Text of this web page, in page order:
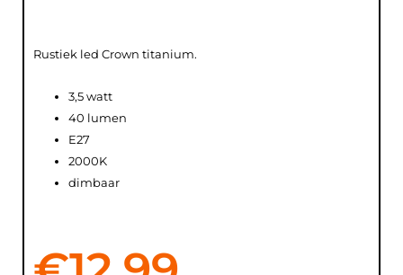
Rustiek led Crown titanium.
3,5 watt
40 lumen
E27
2000K
dimbaar